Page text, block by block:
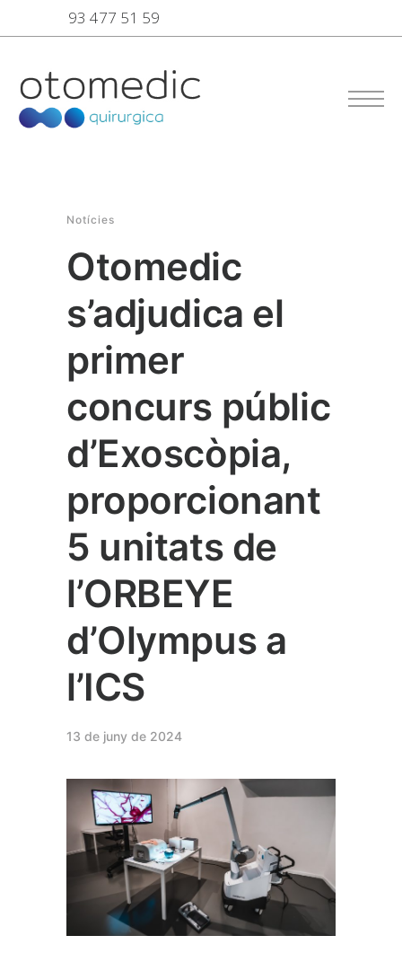
93 477 51 59
Notícies
Otomedic
s’adjudica el
primer
concurs públic
d’Exoscòpia,
proporcionant
5 unitats de
l’ORBEYE
d’Olympus a
l’ICS
13 de juny de 2024